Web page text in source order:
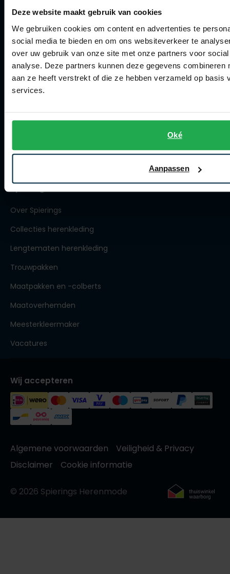
Deze website maakt gebruik van cookies
We gebruiken cookies om content en advertenties te
social media te bieden en om ons websiteverkeer te
over uw gebruik van onze site met onze partners voor
analyse. Deze partners kunnen deze gegevens combineren
aan ze heeft verstrekt of die ze hebben verzameld op basis
services.
Oké
Aanpassen
Klachtenafhandeling
Actievoorwaarden
Artikelonderhoud
Winkel
Openingstijden
Spierings Herenmode
Over Spierings
Collecties herenkleding
Lengtematen herenkleding
Trouwpakken
Maatpakken en -colberts
Maatoverhemden
Meesterkleermaker
Vacatures
Wij accepteren
Algemene voorwaarden
Veiligheid & Privacy
Disclaimer
Cookie informatie
© 2026 Spierings Herenmode